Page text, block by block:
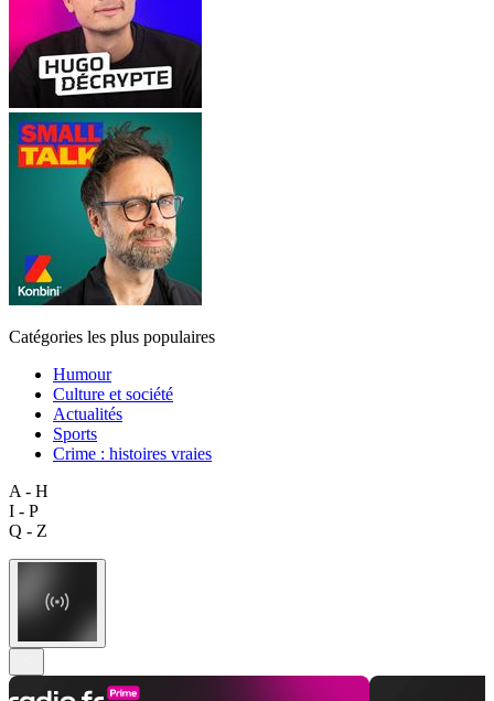
Catégories les plus populaires
Humour
Culture et société
Actualités
Sports
Crime : histoires vraies
A - H
I - P
Q - Z